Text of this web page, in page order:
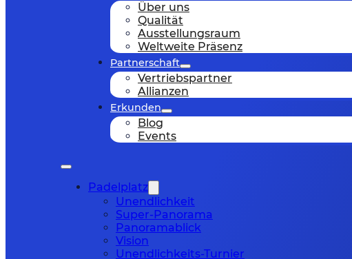
Über uns
Qualität
Ausstellungsraum
Weltweite Präsenz
Partnerschaft
Vertriebspartner
Allianzen
Erkunden
Blog
Events
Padelplatz
Unendlichkeit
Super-Panorama
Panoramablick
Vision
Unendlichkeits-Turnier